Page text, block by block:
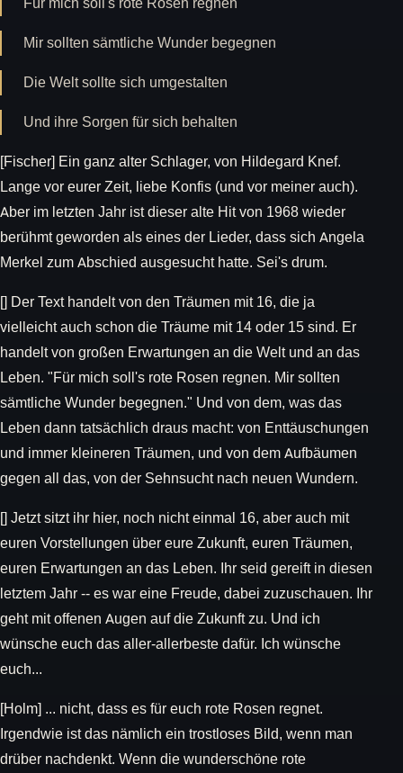
Mir sollten sämtliche Wunder begegnen
Die Welt sollte sich umgestalten
Und ihre Sorgen für sich behalten
[Fischer] Ein ganz alter Schlager, von Hildegard Knef.
Lange vor eurer Zeit, liebe Konfis (und vor meiner auch).
Aber im letzten Jahr ist dieser alte Hit von 1968 wieder
berühmt geworden als eines der Lieder, dass sich Angela
Merkel zum Abschied ausgesucht hatte. Sei's drum.
[] Der Text handelt von den Träumen mit 16, die ja
vielleicht auch schon die Träume mit 14 oder 15 sind. Er
handelt von großen Erwartungen an die Welt und an das
Leben. "Für mich soll's rote Rosen regnen. Mir sollten
sämtliche Wunder begegnen." Und von dem, was das
Leben dann tatsächlich draus macht: von Enttäuschungen
und immer kleineren Träumen, und von dem Aufbäumen
gegen all das, von der Sehnsucht nach neuen Wundern.
[] Jetzt sitzt ihr hier, noch nicht einmal 16, aber auch mit
euren Vorstellungen über eure Zukunft, euren Träumen,
euren Erwartungen an das Leben. Ihr seid gereift in diesen
letztem Jahr -- es war eine Freude, dabei zuzuschauen. Ihr
geht mit offenen Augen auf die Zukunft zu. Und ich
wünsche euch das aller-allerbeste dafür. Ich wünsche
euch...
[Holm] ... nicht, dass es für euch rote Rosen regnet.
Irgendwie ist das nämlich ein trostloses Bild, wenn man
drüber nachdenkt. Wenn die wunderschöne rote